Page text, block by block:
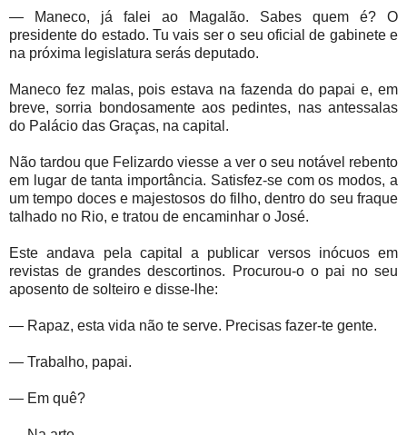
— Maneco, já falei ao Magalão. Sabes quem é? O
presidente do estado. Tu vais ser o seu oficial de gabinete e
na próxima legislatura serás deputado.
Maneco fez malas, pois estava na fazenda do papai e, em
breve, sorria bondosamente aos pedintes, nas antessalas
do Palácio das Graças, na capital.
Não tardou que Felizardo viesse a ver o seu notável rebento
em lugar de tanta importância. Satisfez-se com os modos, a
um tempo doces e majestosos do filho, dentro do seu fraque
talhado no Rio, e tratou de encaminhar o José.
Este andava pela capital a publicar versos inócuos em
revistas de grandes descortinos. Procurou-o o pai no seu
aposento de solteiro e disse-lhe:
— Rapaz, esta vida não te serve. Precisas fazer-te gente.
— Trabalho, papai.
— Em quê?